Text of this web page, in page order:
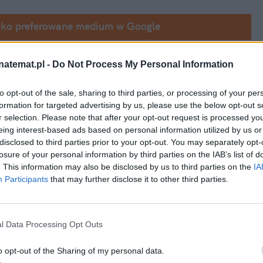
- Do Not Process My Personal Information
opt-out of the sale, sharing to third parties, or processing of your
for targeted advertising by us, please use the below opt-out
selection. Please note that after your opt-out request is processed
interest-based ads based on personal information utilized by us
to third parties prior to your opt-out. You may separately
of your personal information by third parties on the IAB’s list of
This information may also be disclosed by us to third parties on the
Participants that may further disclose it to other third parties.
Data Processing Opt Outs
opt-out of the Sharing of my personal data.
preferowane medium w Google
a już teraz mówi się, że to godny
o Geralcie z Rivii wspominają, że
planami Netflixa. – Był bardzo
otrzeć łzy – powiedziała scenarzystka i